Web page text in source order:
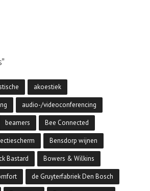
akoestiek
audio-/videoconferencing
beamers Bee Connected
Bensdorp wijnen
Bastard Bowers & Wilkins
de Gruyterfabriek Den Bosch